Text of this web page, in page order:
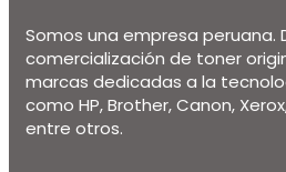
Somos una empresa peruana.
comercialización de toner
marcas dedicadas a la
como HP, Brother, Canon,
entre otros.